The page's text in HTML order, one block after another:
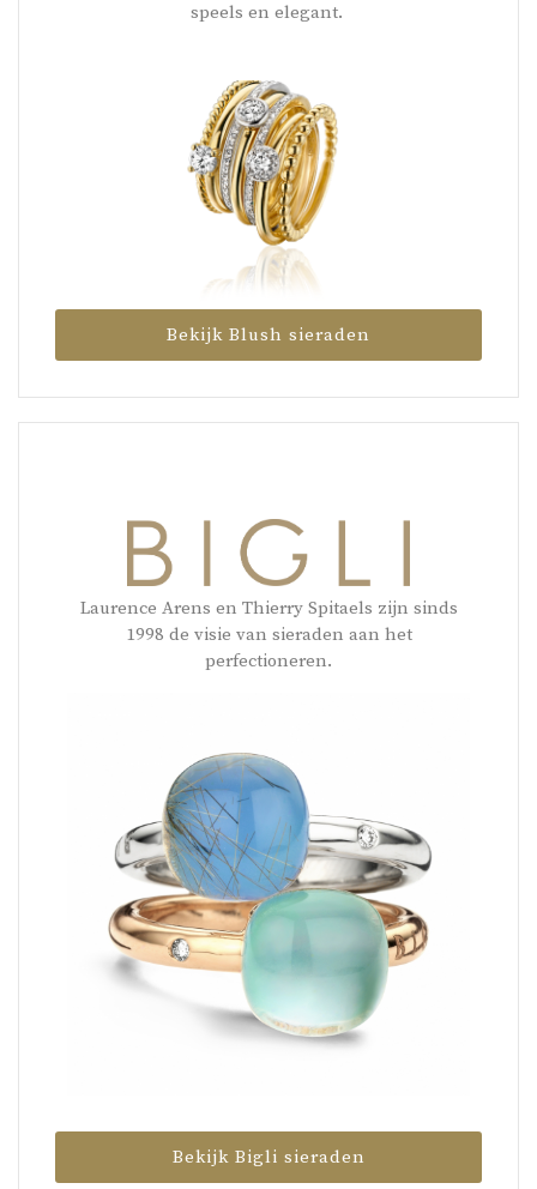
speels en elegant.
Bekijk Blush sieraden
Laurence Arens en Thierry Spitaels zijn sinds
1998 de visie van sieraden aan het
perfectioneren.
Bekijk Bigli sieraden